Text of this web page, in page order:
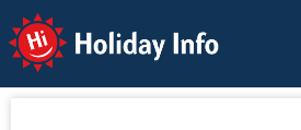
Holiday Info